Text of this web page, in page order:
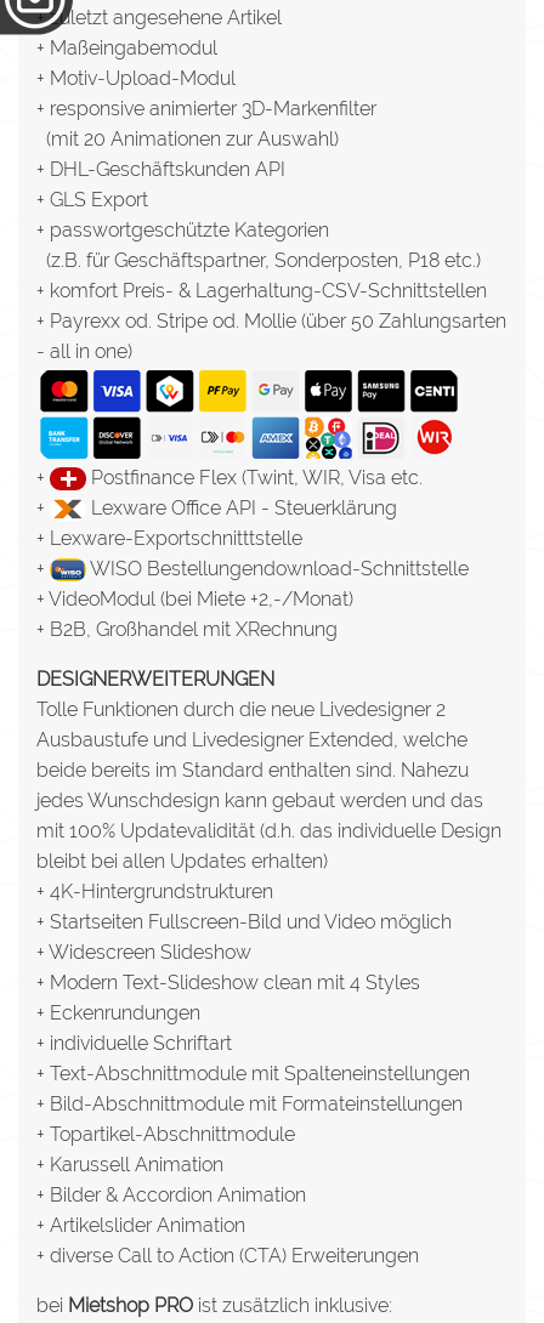
+ zuletzt angesehene Artikel
+ Maßeingabemodul
+ Motiv-Upload-Modul
+ responsive animierter 3D-Markenfilter
(mit 20 Animationen zur Auswahl)
+ DHL-Geschäftskunden API
+ GLS Export
+ passwortgeschützte Kategorien
(z.B. für Geschäftspartner, Sonderposten, P18 etc.)
+ komfort Preis- & Lagerhaltung-CSV-Schnittstellen
+ Payrexx od. Stripe od. Mollie (über 50 Zahlungsarten
- all in one)
+
Postfinance Flex (Twint, WIR, Visa etc.
+
Lexware Office API - Steuerklärung
+ Lexware-Exportschnitttstelle
+
WISO Bestellungendownload-Schnittstelle
+ VideoModul (bei Miete +2,-/Monat)
+ B2B, Großhandel mit XRechnung
DESIGNERWEITERUNGEN
Tolle Funktionen durch die neue Livedesigner 2
Ausbaustufe und Livedesigner Extended, welche
beide bereits im Standard enthalten sind. Nahezu
jedes Wunschdesign kann gebaut werden und das
mit 100% Updatevalidität (d.h. das individuelle Design
bleibt bei allen Updates erhalten)
+ 4K-Hintergrundstrukturen
+ Startseiten Fullscreen-Bild und Video möglich
+ Widescreen Slideshow
+ Modern Text-Slideshow clean mit 4 Styles
+ Eckenrundungen
+ individuelle Schriftart
+ Text-Abschnittmodule mit Spalteneinstellungen
+ Bild-Abschnittmodule mit Formateinstellungen
+ Topartikel-Abschnittmodule
+ Karussell Animation
+ Bilder & Accordion Animation
+ Artikelslider Animation
+ diverse Call to Action (CTA) Erweiterungen
bei Mietshop PRO ist zusätzlich inklusive: